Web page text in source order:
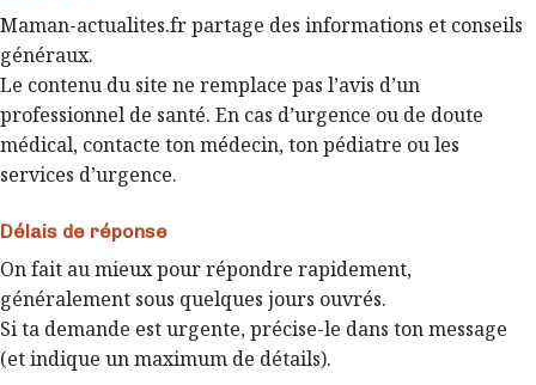
Maman-actualites.fr partage des informations et conseils
généraux.
Le contenu du site ne remplace pas l’avis d’un
professionnel de santé. En cas d’urgence ou de doute
médical, contacte ton médecin, ton pédiatre ou les
services d’urgence.
Délais de réponse
On fait au mieux pour répondre rapidement,
généralement sous quelques jours ouvrés.
Si ta demande est urgente, précise-le dans ton message
(et indique un maximum de détails).